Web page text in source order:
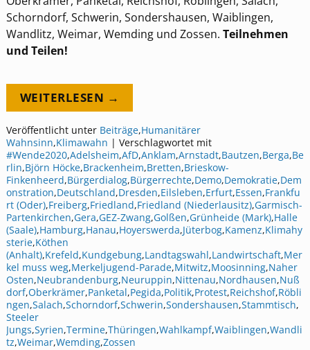
Schorndorf, Schwerin, Sondershausen, Waiblingen,
Wandlitz, Weimar, Wemding und Zossen. Teilnehmen
und Teilen!
WEITERLESEN →
Veröffentlicht unter Beiträge,Humanitärer
Wahnsinn,Klimawahn | Verschlagwortet mit
#Wende2020,Adelsheim,AfD,Anklam,Arnstadt,Bautzen,Berga,Be
rlin,Björn Höcke,Brackenheim,Bretten,Brieskow-
Finkenheerd,Bürgerdialog,Bürgerrechte,Demo,Demokratie,Dem
onstration,Deutschland,Dresden,Eilsleben,Erfurt,Essen,Frankfu
rt (Oder),Freiberg,Friedland,Friedland (Niederlausitz),Garmisch-
Partenkirchen,Gera,GEZ-Zwang,Golßen,Grünheide (Mark),Halle
(Saale),Hamburg,Hanau,Hoyerswerda,Jüterbog,Kamenz,Klimahy
sterie,Köthen
(Anhalt),Krefeld,Kundgebung,Landtagswahl,Landwirtschaft,Mer
kel muss weg,Merkeljugend-Parade,Mitwitz,Moosinning,Naher
Osten,Neubrandenburg,Neuruppin,Nittenau,Nordhausen,Nuß
dorf,Oberkrämer,Panketal,Pegida,Politik,Protest,Reichshof,Röbli
ngen,Salach,Schorndorf,Schwerin,Sondershausen,Stammtisch,
Steeler
Jungs,Syrien,Termine,Thüringen,Wahlkampf,Waiblingen,Wandli
tz,Weimar,Wemding,Zossen